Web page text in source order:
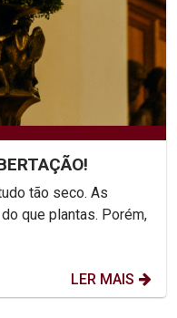
que plantas. Porém,
LER MAIS